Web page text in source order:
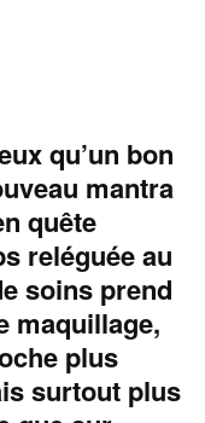
qu’un bon
mantra
quête
reléguée au
soins prend
maquillage,
plus
surtout plus